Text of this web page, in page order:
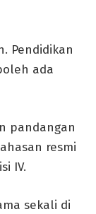
Pendidikan
ada
pandangan
resmi
IV.
sekali di